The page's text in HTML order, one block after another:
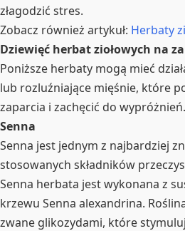
złagodzić stres.
Zobacz również artykuł: Herbaty
Dziewięć herbat ziołowych na
Poniższe herbaty mogą mieć
lub rozluźniające mięśnie, które
zaparcia i zachęcić do wypróżnień.
Senna
Senna jest jednym z najbardziej
stosowanych składników
Senna herbata jest wykonana z
krzewu Senna alexandrina.
zwane glikozydami, które